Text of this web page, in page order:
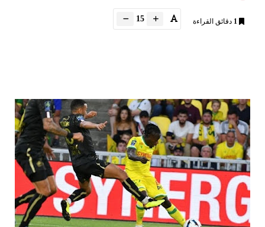
1 دقائق القراءة 15